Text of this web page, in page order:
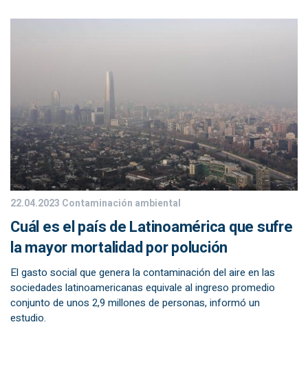
22.04.2023 Contaminación ambiental
Cuál es el país de Latinoamérica que sufre
la mayor mortalidad por polución
El gasto social que genera la contaminación del aire en las
sociedades latinoamericanas equivale al ingreso promedio
conjunto de unos 2,9 millones de personas, informó un
estudio.